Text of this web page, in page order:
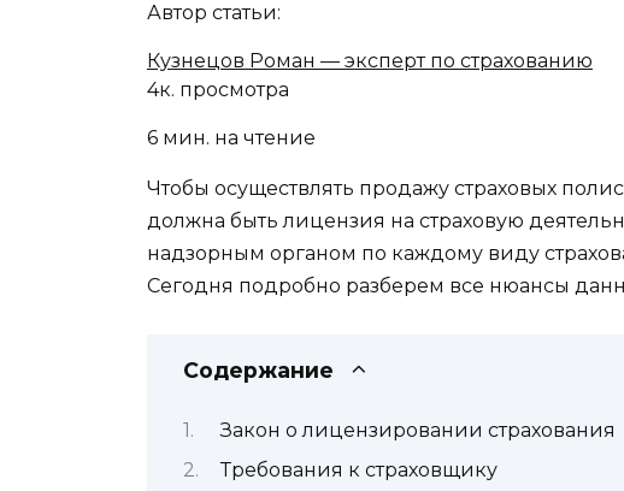
Автор статьи:
Кузнецов Роман — эксперт по страхованию
4к. просмотра
6 мин. на чтение
Чтобы осуществлять продажу страховых
должна быть лицензия на страховую
надзорным органом по каждому виду
Сегодня подробно разберем все нюансы
Содержание
Закон о лицензировании страхования
Требования к страховщику